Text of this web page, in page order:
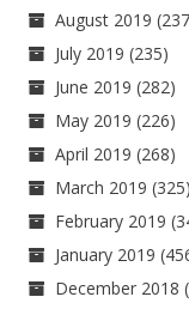
August 2019
July 2019 (235)
June 2019 (282)
May 2019 (226)
April 2019 (268)
March 2019 (325)
February 2019
January 2019
December 2018